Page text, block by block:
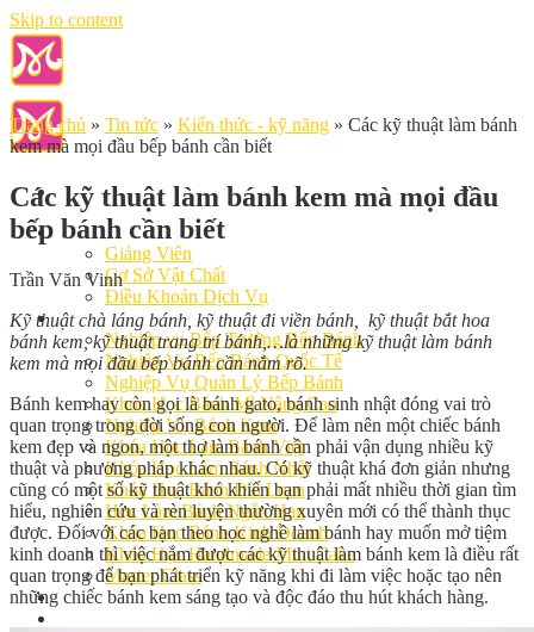
Skip to content
Giới Thiệu
Giảng Viên
Cơ Sở Vật Chất
Điều Khoản Dịch Vụ
Học Làm Bánh
Nghiệp vụ Bếp Trưởng Bếp Bánh
Nghiệp Vụ Bếp Bánh Quốc Tế
Nghiệp Vụ Quản Lý Bếp Bánh
Khóa Học Bánh Mì Nâng Cao
Nghiệp Vụ Bánh Kem
Khóa Học Làm Bánh Việt
Khóa Học Làm Bánh Nhật
Khóa Học Bánh Đài Loan
Học Làm Bánh Ngắn Hạn
Khóa Học Bánh Kinh Doanh
Khóa Học Handmade Mini Cake
Master Class
Chuyên Đề
Trang chủ » Tin tức » Kiến thức - kỹ năng » Các kỹ thuật làm bánh
kem mà mọi đầu bếp bánh cần biết
Các kỹ thuật làm bánh kem mà mọi đầu
bếp bánh cần biết
Trần Văn Vinh
Kỹ thuật chà láng bánh, kỹ thuật đi viền bánh, kỹ thuật bắt hoa
bánh kem, kỹ thuật trang trí bánh,…là những kỹ thuật làm bánh
kem mà mọi đầu bếp bánh cần nắm rõ.
Bánh kem hay còn gọi là bánh gato, bánh sinh nhật đóng vai trò
quan trọng trong đời sống con người. Để làm nên một chiếc bánh
kem đẹp và ngon, một thợ làm bánh cần phải vận dụng nhiều kỹ
thuật và phương pháp khác nhau. Có kỹ thuật khá đơn giản nhưng
cũng có một số kỹ thuật khó khiến bạn phải mất nhiều thời gian tìm
hiểu, nghiên cứu và rèn luyện thường xuyên mới có thể thành thục
được. Đối với các bạn theo học nghề làm bánh hay muốn mở tiệm
kinh doanh thì việc nắm được các kỹ thuật làm bánh kem là điều rất
quan trọng để bạn phát triển kỹ năng khi đi làm việc hoặc tạo nên
những chiếc bánh kem sáng tạo và độc đáo thu hút khách hàng.